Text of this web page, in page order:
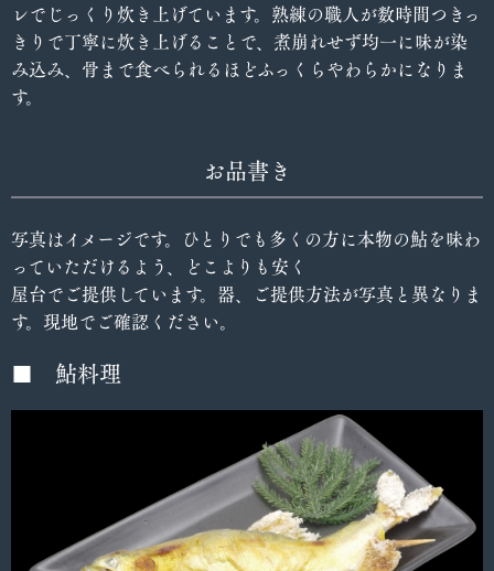
レでじっくり炊き上げています。 熟練の職人が数時間つきっ
きりで丁寧に炊き上げることで、煮崩れせず均一に味が染
み込み、骨まで食べられるほどふっくらやわらかになりま
す。
お品書き
写真はイメージです。ひとりでも多くの方に本物の鮎を味わ
っていただけるよう、どこよりも安く
屋台でご提供しています。器、ご提供方法が写真と異なりま
す。現地でご確認ください。
■ 鮎料理